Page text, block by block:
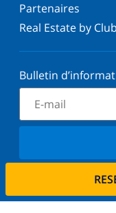
Partenaires
Real Estate by
Bulletin
Inscrivez-vous à
des dernières
votre vie privée.